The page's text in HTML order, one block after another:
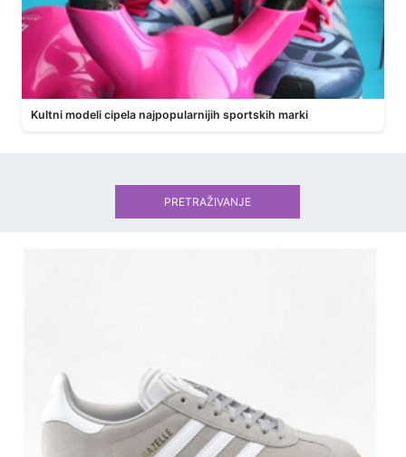
Kultni modeli cipela najpopularnijih sportskih marki
PRETRAŽIVANJE